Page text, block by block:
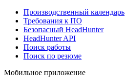
Производственный календарь
Требования к ПО
Безопасный HeadHunter
HeadHunter API
Поиск работы
Поиск по резюме
Мобильное приложение